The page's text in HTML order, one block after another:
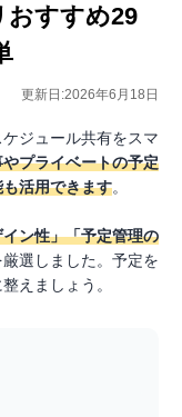
おすすめ29
更新日:2026年6月18日
ジュール共有をスマ
やプライベートの予定
活用できます。
ン性」「予定管理の
選しました。予定を
えましょう。